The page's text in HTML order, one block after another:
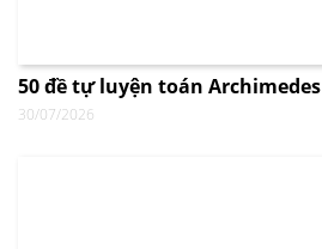
50 đề tự luyện toán Archimedes
30/07/2026